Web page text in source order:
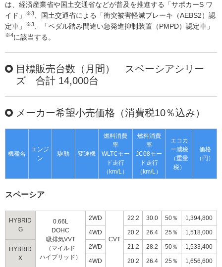
は、経済産業省や国土交通省などが普及を推進する「サポカーS ワ
イド」
※3
、国土交通省による「衝突被害軽減ブレーキ（AEBS2）認
定車」
※3 、「ペダル踏み間違い急発進抑制装置（PMPD）認定車」
※4に該当する。
目標販売台数（月間） スペーシアシリー
ズ 合計 14,000台
メーカー希望小売価格（消費税10％込み）
機種名
エンジ
ン
駆動 変速機
燃料消費
率
WLTCモー
ド走行
（km/L）
燃料消費
率
JC08モー
ド走行
（km/L）
エコカ
ー減税
（重量
税）
価格
（円）
スペーシア
HYBRID
G
0.66L
DOHC
吸排気VVT
（マイルド
ハイブリッド）
2WD
CVT
22.2 30.0 50％ 1,394,800
4WD 20.2 26.4 25％ 1,518,000
HYBRID
X
2WD 21.2 28.2 50％ 1,533,400
4WD 20.2 26.4 25％ 1,656,600